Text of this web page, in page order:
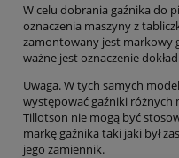
W celu dobrania gaźnika do
oznaczenia maszyny z
zamontowany jest markowy
ważne jest oznaczenie
Uwaga. W tych samych
występować gaźniki różnych
Tillotson nie mogą być
markę gaźnika taki jaki był
jego zamiennik.